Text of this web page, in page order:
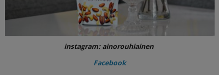
instagram: ainorouhiainen
Facebook